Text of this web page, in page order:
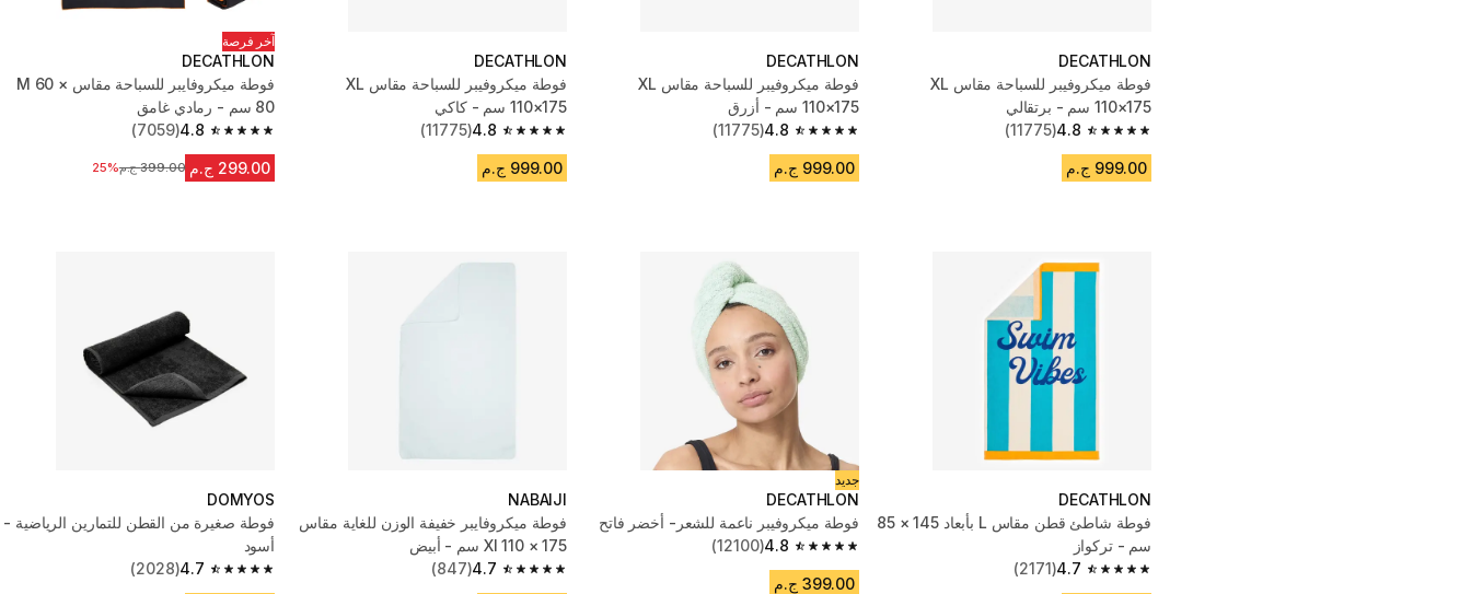
DECATHLON
فوطة ميكروفيبر للسباحة مقاس XL
110×175 سم - برتقالي
4.8
4.8 out of 5 stars from 11775 reviews
(11775)
999.00 ج.م
DECATHLON
فوطة ميكروفيبر للسباحة مقاس XL
110×175 سم - أزرق
4.8
4.8 out of 5 stars from 11775 reviews
(11775)
999.00 ج.م
DECATHLON
فوطة ميكروفيبر للسباحة مقاس XL
110×175 سم - كاكي
4.8
4.8 out of 5 stars from 11775 reviews
(11775)
999.00 ج.م
آخر فرصة
DECATHLON
فوطة ميكروفايبر للسباحة مقاس M 60 ×
80 سم - رمادي غامق
4.8
4.8 out of 5 stars from 7059 reviews
(7059)
299.00 ج.م السعر قبل التخفيض
399.00 ج.م 25%
DECATHLON
فوطة شاطئ قطن مقاس L بأبعاد 145 × 85
سم - تركواز
4.7
4.7 out of 5 stars from 2171 reviews
(2171)
جديد
DECATHLON
فوطة ميكروفيبر ناعمة للشعر- أخضر فاتح
4.8
4.8 out of 5 stars from 12100 reviews
(12100)
399.00 ج.م
NABAIJI
فوطة ميكروفايبر خفيفة الوزن للغاية مقاس
Xl 110 × 175 سم - أبيض
4.7
4.7 out of 5 stars from 847 reviews
(847)
DOMYOS
فوطة صغيرة من القطن للتمارين الرياضية -
أسود
4.7
4.7 out of 5 stars from 2028 reviews
(2028)